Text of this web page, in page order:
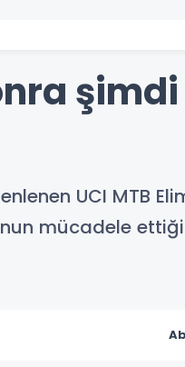
şimdi
UCI MTB
mücadele